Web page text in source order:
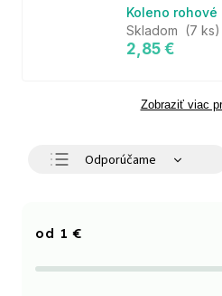
Koleno rohové
Skladom (7 ks)
2,85 €
Zobraziť viac
Odporúčame
Abecedne
1 €